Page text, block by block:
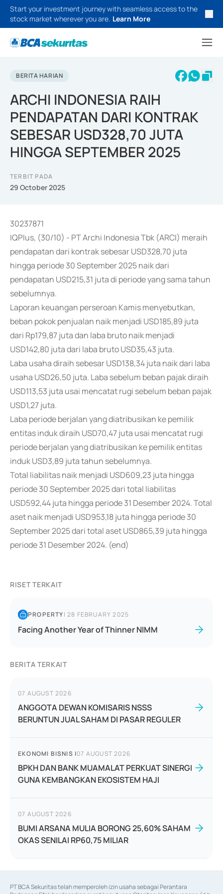
Start your investment journey with seamless access to the
stock market wherever you are. Learn More
BERITA HARIAN
ARCHI INDONESIA RAIH
PENDAPATAN DARI KONTRAK
SEBESAR USD328,70 JUTA
HINGGA SEPTEMBER 2025
TERBIT PADA
29 October 2025
30237871
IQPlus, (30/10) - PT Archi Indonesia Tbk (ARCI) meraih
pendapatan dari kontrak sebesar USD328,70 juta
hingga periode 30 September 2025 naik dari
pendapatan USD215,31 juta di periode yang sama tahun
sebelumnya.
Laporan keuangan perseroan Kamis menyebutkan,
beban pokok penjualan naik menjadi USD185,89 juta
dari Rp179,87 juta dan laba bruto naik menjadi
USD142,80 juta dari laba bruto USD35,43 juta.
Laba usaha diraih sebesar USD138,34 juta naik dari laba
usaha USD26,50 juta. Laba sebelum beban pajak diraih
USD113,53 juta usai mencatat rugi sebelum beban pajak
USD1,27 juta.
Laba periode berjalan yang diatribusikan ke pemilik
entitas induk diraih USD70,47 juta usai mencatat rugi
periode berjalan yang diatribusikan ke pemilik entitas
induk USD3,89 juta tahun sebelumnya.
Total liabilitas naik menjadi USD609,23 juta hingga
periode 30 September 2025 dari total liabilitas
USD592,44 juta hingga periode 31 Desember 2024. Total
aset naik menjadi USD953,18 juta hingga periode 30
September 2025 dari total aset USD865,39 juta hingga
periode 31 Desember 2024. (end)
RISET TERKAIT
PROPERTY|28 FEBRUARY 2025
Facing Another Year of Thinner NIMM
BERITA TERKAIT
07 AUGUST 2026
ANGGOTA DEWAN KOMISARIS NSSS
BERUNTUN JUAL SAHAM DI PASAR REGULER
EKONOMI BISNIS |07 AUGUST 2026
BPKH DAN BANK MUAMALAT PERKUAT SINERGI
GUNA KEMBANGKAN EKOSISTEM HAJI
07 AUGUST 2026
BUMI ARSANA MULIA BORONG 25,60% SAHAM
OKAS SENILAI RP60,75 MILIAR
PT BCA Sekuritas telah memperoleh izin usaha sebagai Perantara